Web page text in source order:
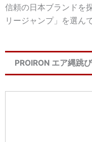
信頼の日本ブランドを
リージャンプ」を選ん
PROIRON エア縄跳び